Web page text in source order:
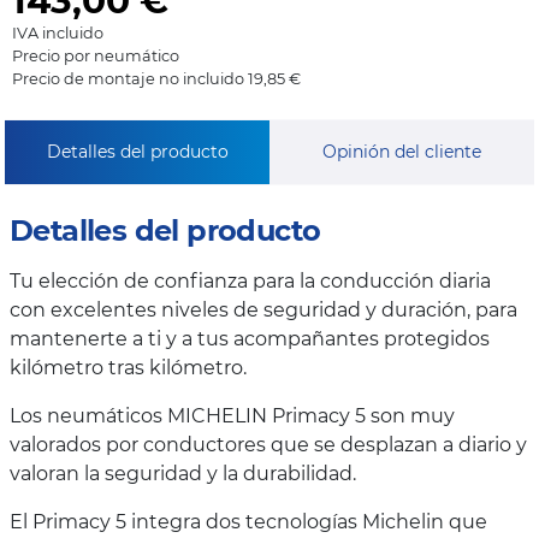
IVA incluido
Precio por neumático
Precio de montaje no incluido 19,85 €
Detalles del producto Opinión del cliente
Detalles del producto
Tu elección de confianza para la conducción diaria
con excelentes niveles de seguridad y duración, para
mantenerte a ti y a tus acompañantes protegidos
kilómetro tras kilómetro.
Los neumáticos MICHELIN Primacy 5 son muy
valorados por conductores que se desplazan a diario y
valoran la seguridad y la durabilidad.
El Primacy 5 integra dos tecnologías Michelin que